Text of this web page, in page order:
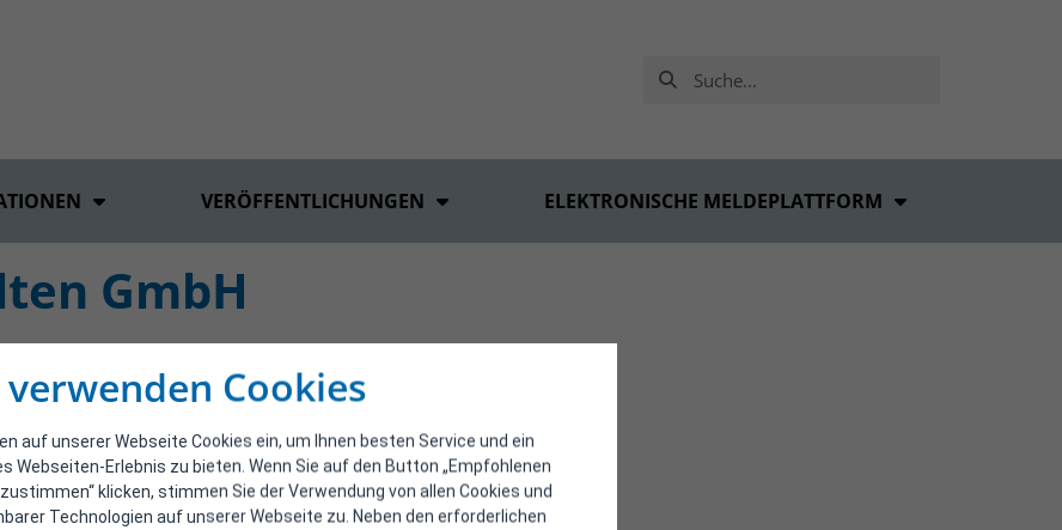
Cookies
auf unserer Webseite Cookies ein, um Ihnen besten Service und ein
Webseiten-Erlebnis zu bieten. Wenn Sie auf den Button „Empfohlenen
klicken, stimmen Sie der Verwendung von allen Cookies und
Technologien auf unserer Webseite zu. Neben den erforderlichen
VERÖFFENTLICHUNGEN ELEKTRONISCHE MELDEPLATTFORM
GmbH